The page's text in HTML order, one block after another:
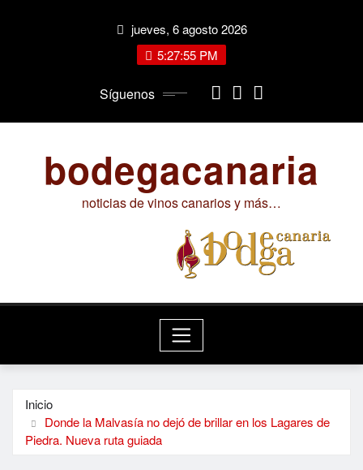
jueves, 6 agosto 2026
5:27:56 PM
Síguenos
bodegacanaria
noticias de vinos canarios y más…
Inicio
Donde la Malvasía no dejó de brillar en los Lagares de
Piedra. Nueva ruta guiada